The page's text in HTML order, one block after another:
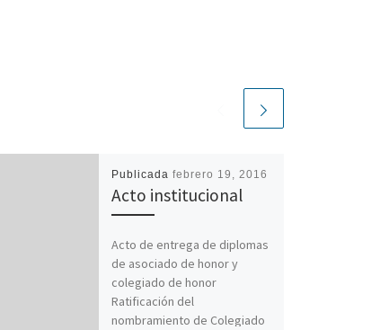
Publicada febrero 19, 2016
Acto institucional
Acto de entrega de diplomas
de asociado de honor y
colegiado de honor
Ratificación del
nombramiento de Colegiado